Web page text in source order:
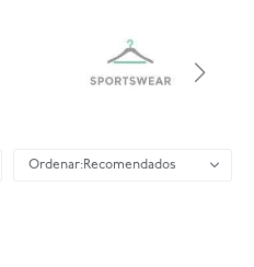
Recomendados